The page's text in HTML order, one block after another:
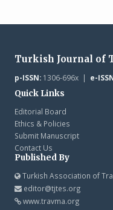
Turkish Journal of
p-ISSN:1306-696x | e-
Quick Links
Editorial Board
Ethics & Policies
Submit Manuscript
Contact Us
Published By
Turkish Association of
editor@tjtes.org
www.travma.org